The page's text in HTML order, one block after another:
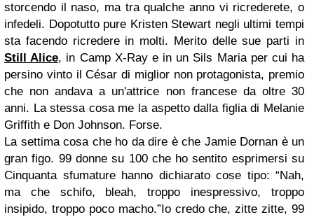
storcendo il naso, ma tra qualche anno vi ricrederete, o
infedeli. Dopotutto pure Kristen Stewart negli ultimi tempi
sta facendo ricredere in molti. Merito delle sue parti in
Still Alice, in Camp X-Ray e in un Sils Maria per cui ha
persino vinto il César di miglior non protagonista, premio
che non andava a un'attrice non francese da oltre 30
anni. La stessa cosa me la aspetto dalla figlia di Melanie
Griffith e Don Johnson. Forse.
La settima cosa che ho da dire è che Jamie Dornan è un
gran figo. 99 donne su 100 che ho sentito esprimersi su
Cinquanta sfumature hanno dichiarato cose tipo: “Nah,
ma che schifo, bleah, troppo inespressivo, troppo
insipido, troppo poco macho.”Io credo che, zitte zitte, 99